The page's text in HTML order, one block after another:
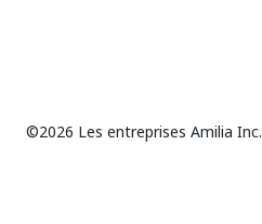
©2026 Les entreprises Amilia Inc.